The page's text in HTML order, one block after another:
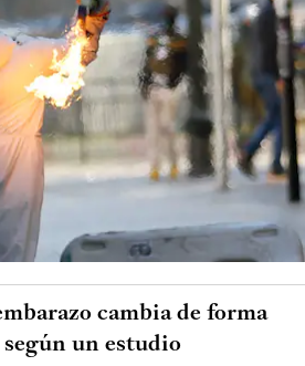
cambia de forma
un estudio